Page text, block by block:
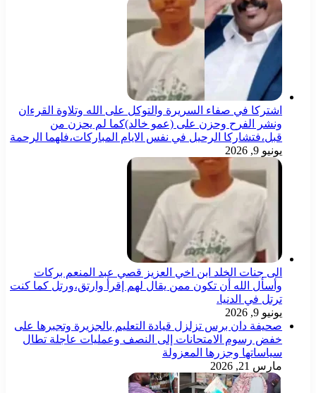
اشتركا في صفاء السريرة والتوكل على الله وتلاوة القرءان
ونشر الفرح وحزن على (عمو خالد)كما لم يحزن من
قبل،فتشاركا الرحيل في نفس الايام المباركات،فلهما الرحمة
يونيو 9, 2026
الى جنات الخلد ابن اخي العزيز قصي عبد المنعم بركات
وأسأل الله أن تكون ممن يقال لهم إقرأ وارتق،ورتل كما كنت
ترتل في الدنيا.
يونيو 9, 2026
صحيفة دان برس تزلزل قيادة التعليم بالجزيرة وتجبرها على
خفض رسوم الامتحانات إلى النصف وعمليات عاجلة تطال
سياساتها وجزرها المعزولة
مارس 21, 2026